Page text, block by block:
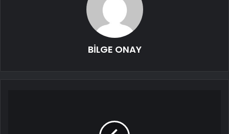
BİLGE ONAY